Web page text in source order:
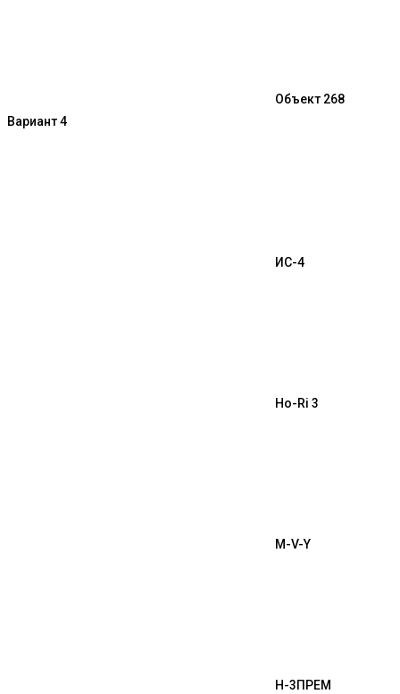
Объект 268
Вариант 4
ИС-4
Ho-Ri 3
M-V-Y
H-3ПРЕМ